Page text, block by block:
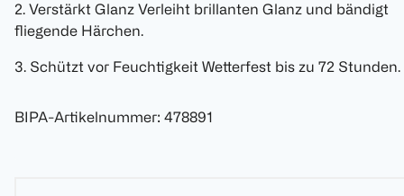
2. Verstärkt Glanz Verleiht brillanten Glanz und bändigt
fliegende Härchen.
3. Schützt vor Feuchtigkeit Wetterfest bis zu 72 Stunden.
BIPA-Artikelnummer: 478891